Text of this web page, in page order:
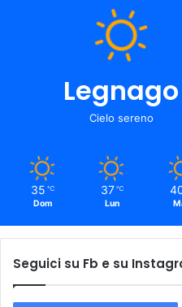
Legnago
Cielo sereno
35 ℃
Dom
37 ℃
Lun
Seguici su Fb e su